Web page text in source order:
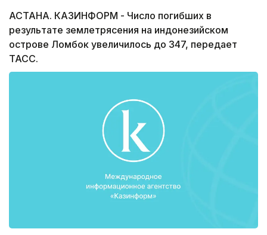
АСТАНА. КАЗИНФОРМ - Число погибших в
результате землетрясения на индонезийском
острове Ломбок увеличилось до 347, передает
ТАСС.